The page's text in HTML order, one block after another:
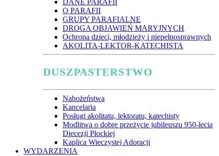
DANE PARAFII
O PARAFII
GRUPY PARAFIALNE
DROGA OBJAWIEŃ MARYJNYCH
Ochrona dzieci, młodzieży i niepełnosprawnych
AKOLITA-LEKTOR-KATECHISTA
DUSZPASTERSTWO
Nabożeństwa
Kancelaria
Posługi akolitatu, lektoratu, katechisty
Modlitwa o dobre przeżycie jubileuszu 950-lecia
Diecezji Płockiej
Kaplica Wieczystej Adoracji
WYDARZENIA